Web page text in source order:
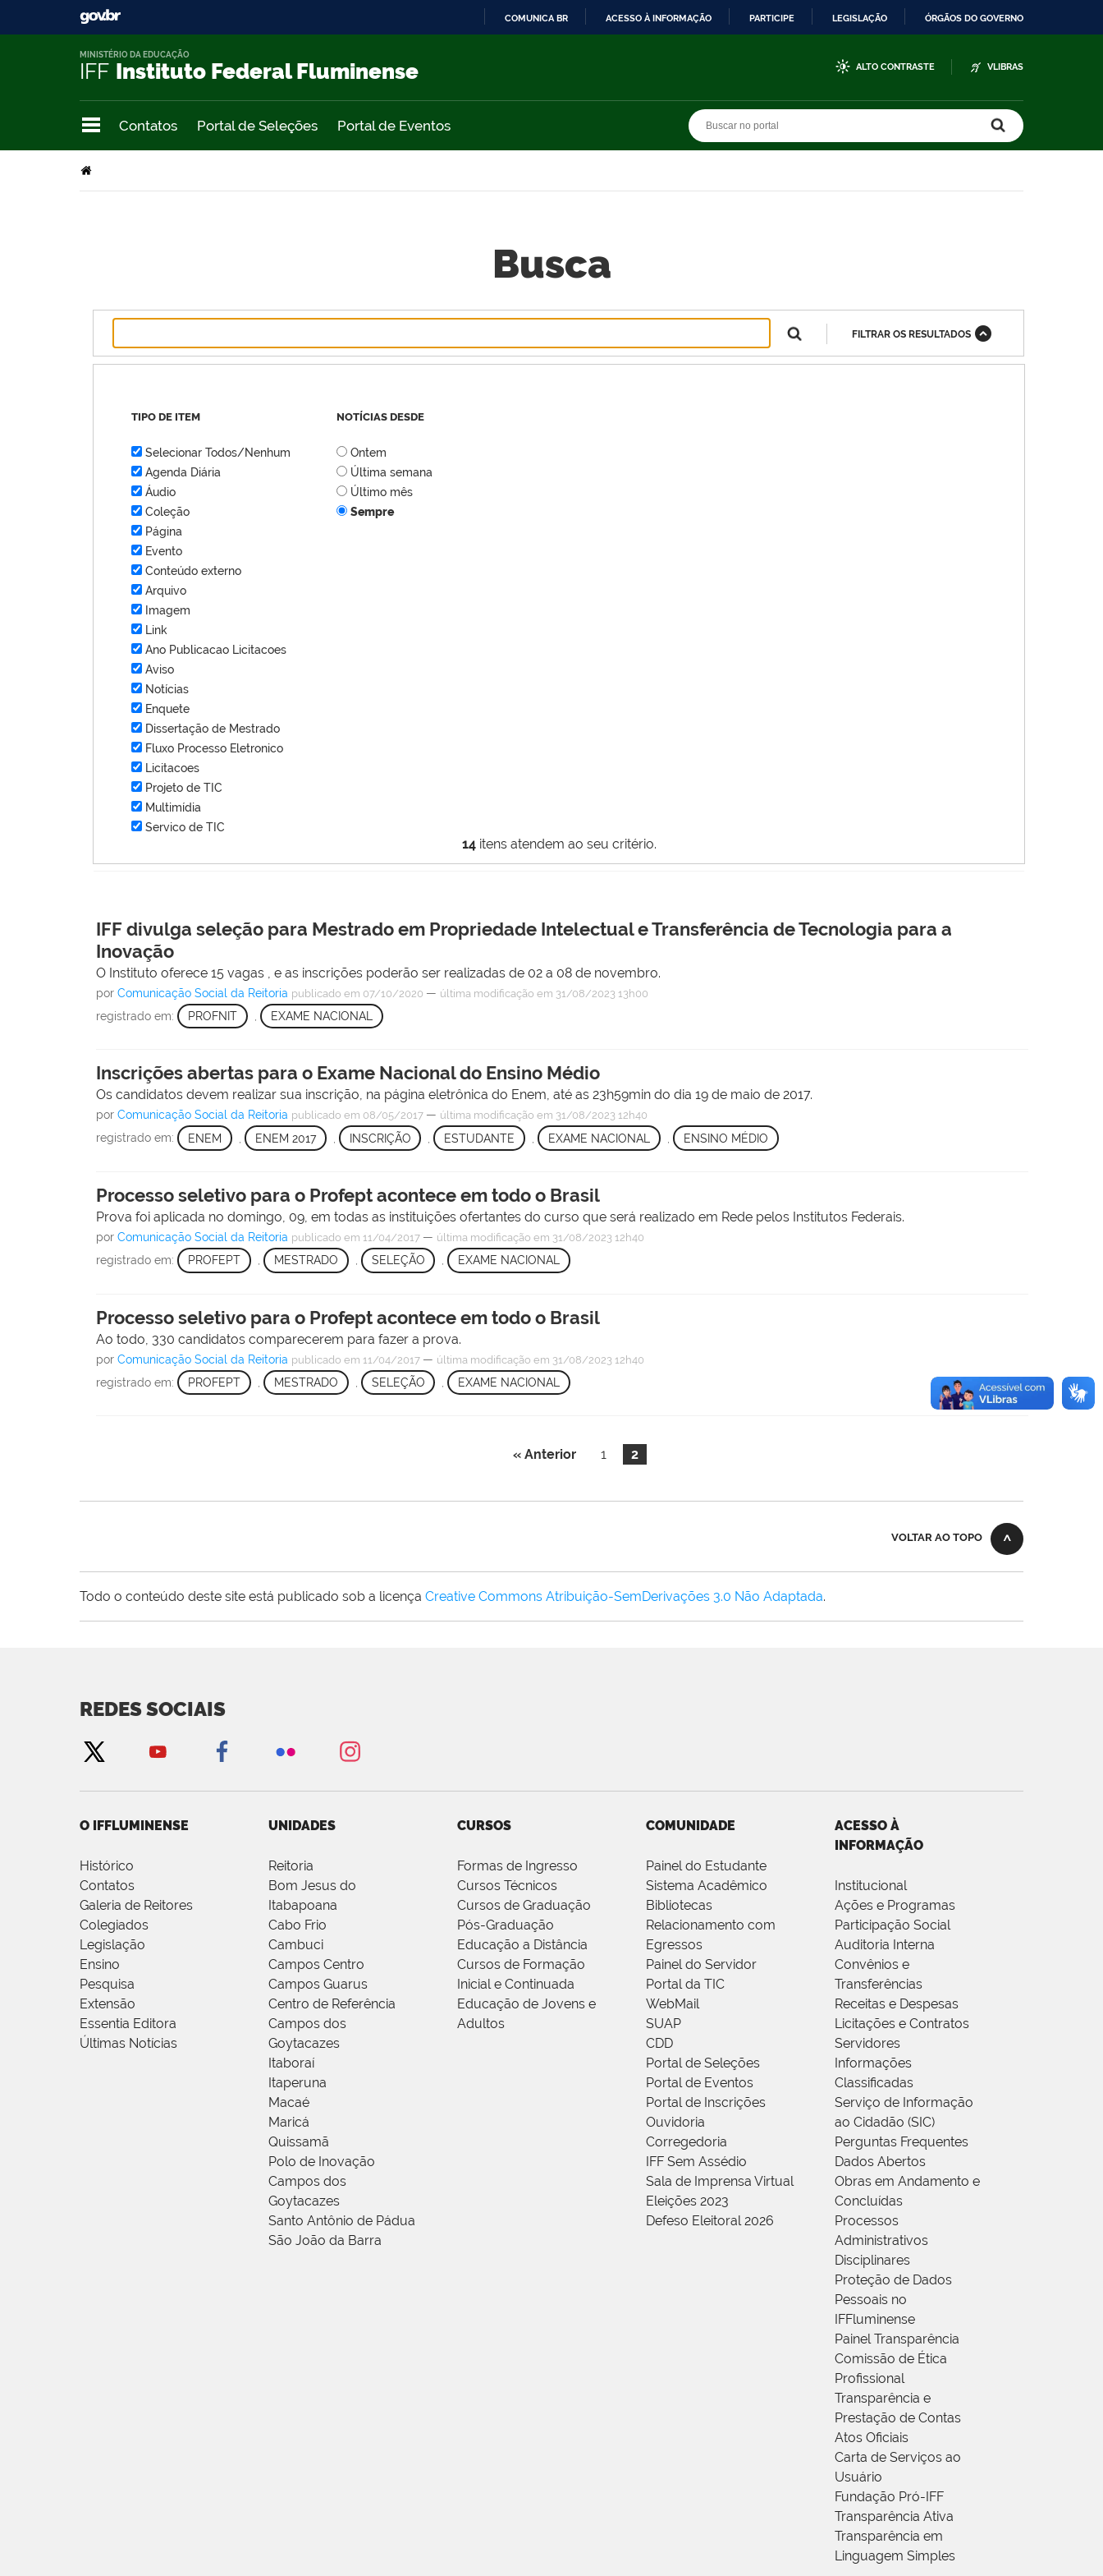
COMUNICA BR ACESSO À INFORMAÇÃO PARTICIPE LEGISLAÇÃO ÓRGÃOS DO GOVERNO
IFF Instituto Federal Fluminense
MINISTÉRIO DA EDUCAÇÃO
ALTO CONTRASTE VLIBRAS
Contatos Portal de Seleções Portal de Eventos
Busca
14itens atendem ao seu critério.
FILTRAR OS RESULTADOS
TIPO DE ITEM
Selecionar Todos/Nenhum
Agenda Diária
Áudio
Coleção
Página
Evento
Conteúdo externo
Arquivo
Imagem
Link
Ano Publicacao Licitacoes
Aviso
Notícias
Enquete
Dissertação de Mestrado
Fluxo Processo Eletronico
Licitacoes
Projeto de TIC
Multimídia
Servico de TIC
NOTÍCIAS DESDE
Ontem
Última semana
Último mês
Sempre
IFF divulga seleção para Mestrado em Propriedade Intelectual e Transferência de Tecnologia para a
Inovação
O Instituto oferece 15 vagas , e as inscrições poderão ser realizadas de 02 a 08 de novembro.
porComunicação Social da Reitoria publicado em 07/10/2020 — última modificação em 31/08/2023 13h00
registrado em: PROFNIT EXAME NACIONAL
Inscrições abertas para o Exame Nacional do Ensino Médio
Os candidatos devem realizar sua inscrição, na página eletrônica do Enem, até as 23h59min do dia 19 de maio de 2017.
porComunicação Social da Reitoria publicado em 08/05/2017 — última modificação em 31/08/2023 12h40
registrado em: ENEM ENEM 2017 INSCRIÇÃO , ESTUDANTE , EXAME NACIONAL ENSINO MÉDIO
Processo seletivo para o Profept acontece em todo o Brasil
Prova foi aplicada no domingo, 09, em todas as instituições ofertantes do curso que será realizado em Rede pelos Institutos Federais.
porComunicação Social da Reitoria publicado em 11/04/2017 — última modificação em 31/08/2023 12h40
registrado em: PROFEPT , MESTRADO , SELEÇÃO , EXAME NACIONAL
Processo seletivo para o Profept acontece em todo o Brasil
Ao todo, 330 candidatos comparecerem para fazer a prova.
porComunicação Social da Reitoria publicado em 11/04/2017 — última modificação em 31/08/2023 12h40
registrado em: PROFEPT MESTRADO SELEÇÃO , EXAME NACIONAL
« Anterior 1 2
VOLTAR AO TOPO
Todo o conteúdo deste site está publicado sob a licença Creative Commons Atribuição-SemDerivações 3.0 Não Adaptada.
REDES SOCIAIS
O IFFLUMINENSE
Histórico
Contatos
Galeria de Reitores
Colegiados
Legislação
Ensino
Pesquisa
Extensão
Essentia Editora
Últimas Notícias
UNIDADES
Reitoria
Bom Jesus do
Itabapoana
Cabo Frio
Cambuci
Campos Centro
Campos Guarus
Centro de Referência
Campos dos
Goytacazes
Itaboraí
Itaperuna
Macaé
Maricá
Quissamã
Polo de Inovação
Campos dos
Goytacazes
Santo Antônio de Pádua
São João da Barra
CURSOS
Formas de Ingresso
Cursos Técnicos
Cursos de Graduação
Pós-Graduação
Educação a Distância
Cursos de Formação
Inicial e Continuada
Educação de Jovens e
Adultos
COMUNIDADE
Painel do Estudante
Sistema Acadêmico
Bibliotecas
Relacionamento com
Egressos
Painel do Servidor
Portal da TIC
WebMail
SUAP
CDD
Portal de Seleções
Portal de Eventos
Portal de Inscrições
Ouvidoria
Corregedoria
IFF Sem Assédio
Sala de Imprensa Virtual
Eleições 2023
Defeso Eleitoral 2026
ACESSO À
INFORMAÇÃO
Institucional
Ações e Programas
Participação Social
Auditoria Interna
Convênios e
Transferências
Receitas e Despesas
Licitações e Contratos
Servidores
Informações
Classificadas
Serviço de Informação
ao Cidadão (SIC)
Perguntas Frequentes
Dados Abertos
Obras em Andamento e
Concluídas
Processos
Administrativos
Disciplinares
Proteção de Dados
Pessoais no
IFFluminense
Painel Transparência
Comissão de Ética
Profissional
Transparência e
Prestação de Contas
Atos Oficiais
Carta de Serviços ao
Usuário
Fundação Pró-IFF
Transparência Ativa
Transparência em
Linguagem Simples